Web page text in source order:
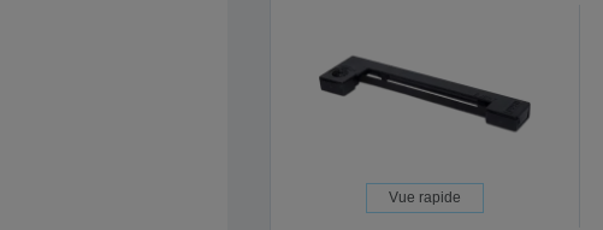
Vue rapide